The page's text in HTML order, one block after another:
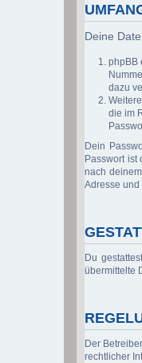
Deine
phpBB
dazu
die im
Dein
Passwort ist
nach
Adresse
Du
übermittelte
Der
rechtlicher